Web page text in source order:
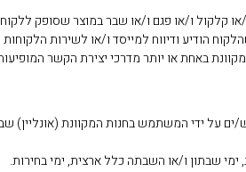
או קלקול ו/או פגם ו/או שבר במוצר שסופק
באחת או יותר מדרכי יצירת הקשר
ימי שבתון ו/או השבתה כלל ארצית, ימי בחירות.